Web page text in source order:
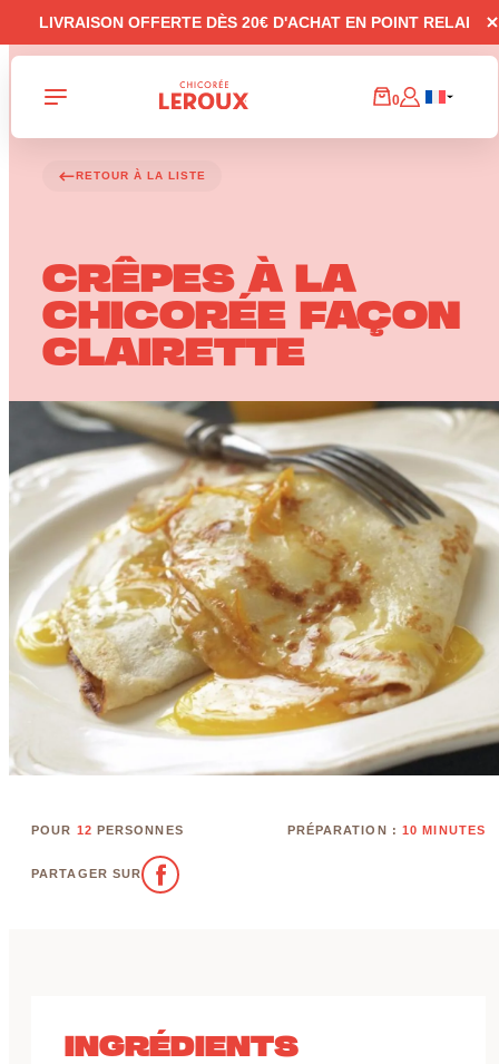
LIVRAISON OFFERTE DÈS 20€ D'ACHAT EN POINT RELAI
0
RETOUR À LA LISTE
CRÊPES À LA
CHICORÉE FAÇON
CLAIRETTE
POUR 12 PERSONNES PRÉPARATION : 10 MINUTES
PARTAGER SUR
INGRÉDIENTS
Panneau de gestion des cookies